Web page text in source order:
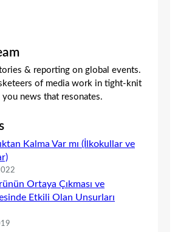
& reporting on global events.
of media work in tight-knit
news that resonates.
Kalma Var mı (İlkokullar ve
Ortaya Çıkması ve
Etkili Olan Unsurları